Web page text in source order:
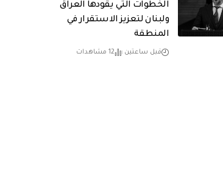
الخطوات التي يقودها العراق
ولبنان لتعزيز الاستقرار في
المنطقة
قبل ساعتين 12 مشاهدات